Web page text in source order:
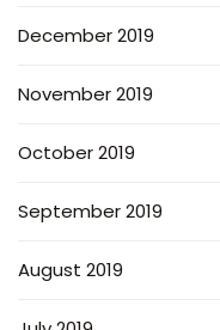
December 2019
November 2019
October 2019
September 2019
August 2019